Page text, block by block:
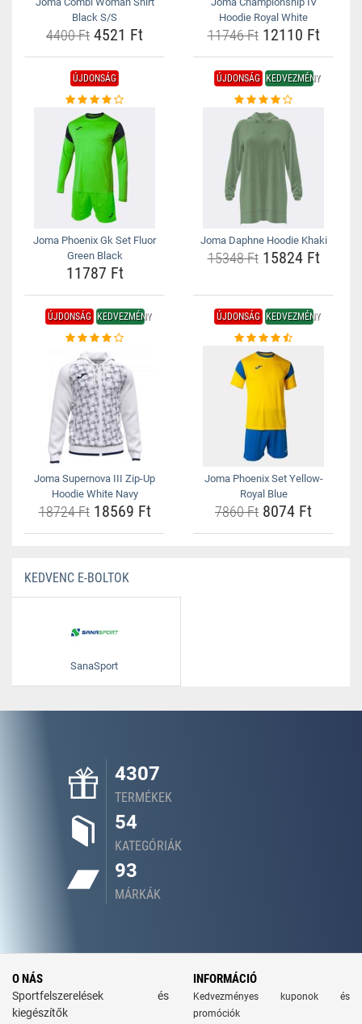
Black S/S
4400 Ft 4521 Ft
Hoodie Royal White
11746 Ft12110 Ft
ÚJDONSÁG
Joma Phoenix Gk Set Fluor
Green Black
11787 Ft
ÚJDONSÁG KEDVEZMÉNY
Joma Daphne Hoodie Khaki
15348 Ft15824 Ft
ÚJDONSÁG KEDVEZMÉNY
Joma Supernova III Zip-Up
Hoodie White Navy
18724 Ft18569 Ft
ÚJDONSÁG KEDVEZMÉNY
Joma Phoenix Set Yellow-
Royal Blue
7860 Ft 8074 Ft
KEDVENC E-BOLTOK
SanaSport
4307
TERMÉKEK
54
KATEGÓRIÁK
93
MÁRKÁK
O NÁS
Sportfelszerelések és
kiegészítők
INFORMÁCIÓ
Kedvezményes kuponok és
promóciók